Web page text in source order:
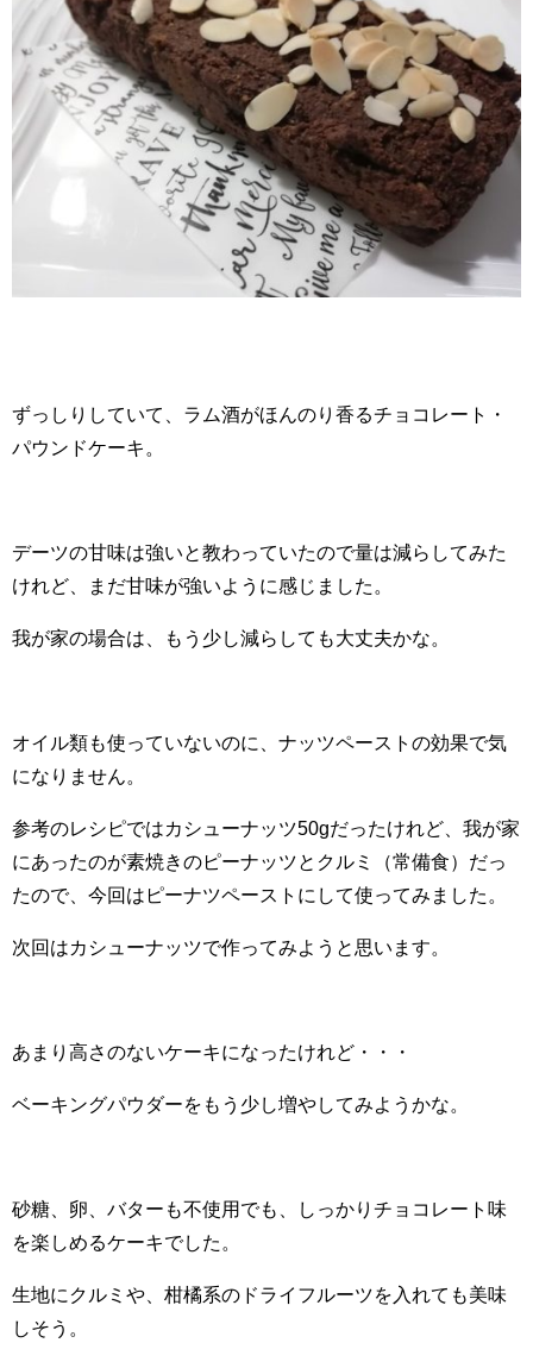
ずっしりしていて、ラム酒がほんのり香るチョコレート・
パウンドケーキ。
デーツの甘味は強いと教わっていたので量は減らしてみた
けれど、まだ甘味が強いように感じました。
我が家の場合は、もう少し減らしても大丈夫かな。
オイル類も使っていないのに、ナッツペーストの効果で気
になりません。
参考のレシピではカシューナッツ50gだったけれど、我が家
にあったのが素焼きのピーナッツとクルミ（常備食）だっ
たので、今回はピーナツペーストにして使ってみました。
次回はカシューナッツで作ってみようと思います。
あまり高さのないケーキになったけれど・・・
ベーキングパウダーをもう少し増やしてみようかな。
砂糖、卵、バターも不使用でも、しっかりチョコレート味
を楽しめるケーキでした。
生地にクルミや、柑橘系のドライフルーツを入れても美味
しそう。